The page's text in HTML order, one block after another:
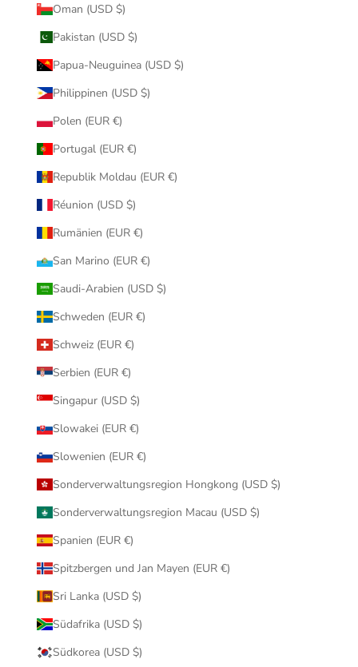
Oman (USD $)
Pakistan (USD $)
Papua-Neuguinea (USD $)
Philippinen (USD $)
Polen (EUR €)
Portugal (EUR €)
Republik Moldau (EUR €)
Réunion (USD $)
Rumänien (EUR €)
San Marino (EUR €)
Saudi-Arabien (USD $)
Schweden (EUR €)
Schweiz (EUR €)
Serbien (EUR €)
Singapur (USD $)
Slowakei (EUR €)
Slowenien (EUR €)
Sonderverwaltungsregion Hongkong (USD $)
Sonderverwaltungsregion Macau (USD $)
Spanien (EUR €)
Spitzbergen und Jan Mayen (EUR €)
Sri Lanka (USD $)
Südafrika (USD $)
Südkorea (USD $)